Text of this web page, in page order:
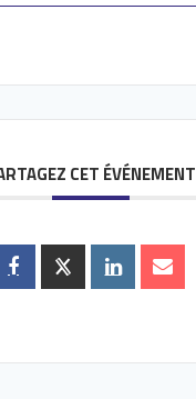
CET ÉVÉNEMENT